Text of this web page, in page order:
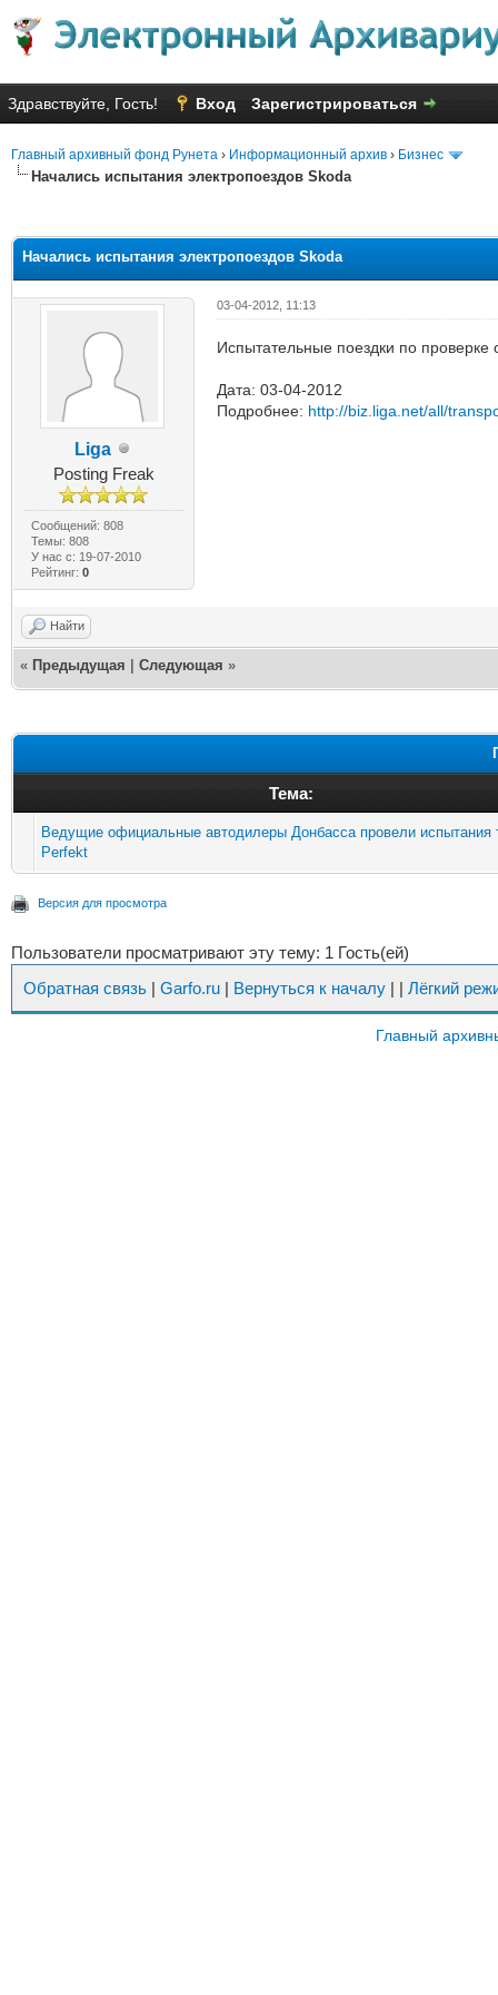
Здравствуйте, Гость! Вход Зарегистрироваться
Главный архивный фонд Рунета › Информационный архив › Бизнес
Начались испытания электропоездов Skoda
Начались испытания электропоездов Skoda
Liga
Posting Freak
Сообщений: 808
Темы: 808
У нас с: 19-07-2010
Рейтинг: 0
03-04-2012, 11:13
Испытательные поездки по проверке
Дата: 03-04-2012
Подробнее: http://biz.liga.net/all/
Найти
« Предыдущая Следующая »
Тема:
Ведущие официальные автодилеры Донбасса провели испытания
Perfekt
Версия для просмотра
Пользователи просматривают эту тему: 1 Гость(ей)
Обратная связь | Garfo.ru | Вернуться к началу | | Лёгкий
Главный